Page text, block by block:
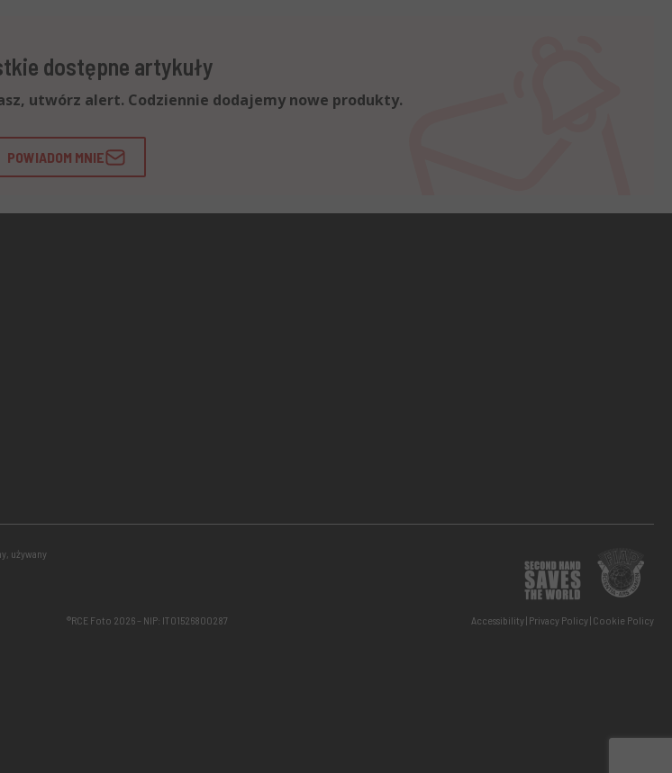
dostępne artykuły
utwórz alert. Codziennie dodajemy nowe produkty.
POWIADOM MNIE
używany
®RCE Foto 2026 – NIP: IT01526800287 Accessibility Privacy Policy Cookie Policy